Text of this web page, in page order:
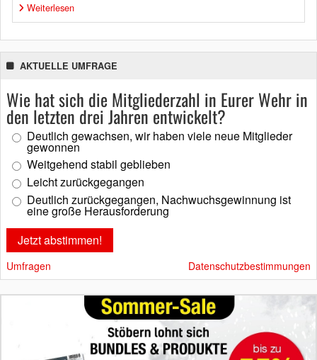
Weiterlesen
AKTUELLE UMFRAGE
Wie hat sich die Mitgliederzahl in Eurer Wehr in
den letzten drei Jahren entwickelt?
Deutlich gewachsen, wir haben viele neue Mitglieder
gewonnen
Weitgehend stabil geblieben
Leicht zurückgegangen
Deutlich zurückgegangen, Nachwuchsgewinnung ist
eine große Herausforderung
Umfragen Datenschutzbestimmungen